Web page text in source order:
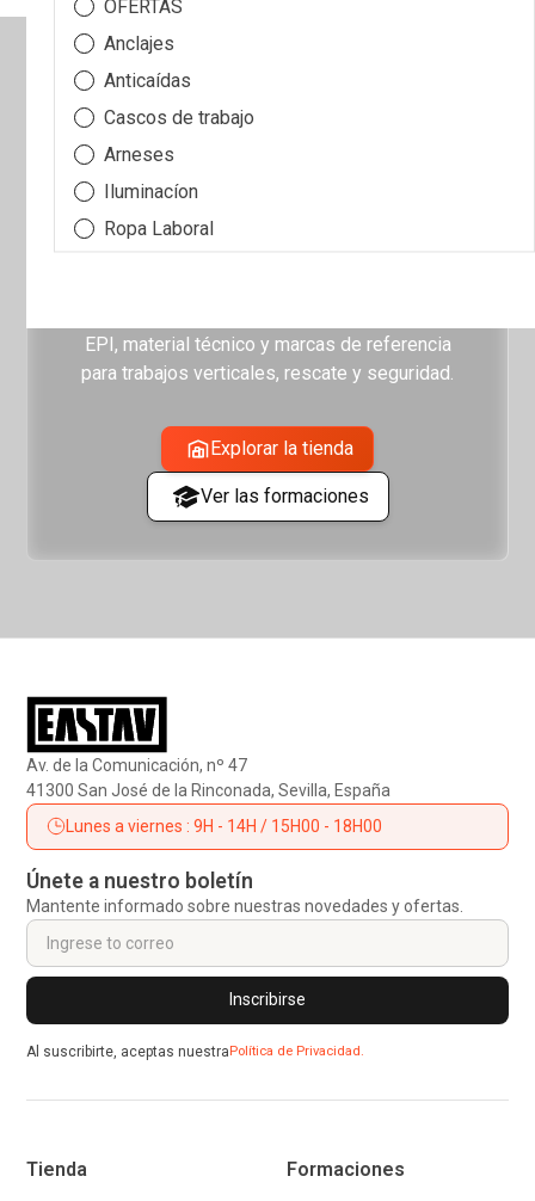
OFERTAS
Anclajes
Anticaídas
Cascos de trabajo
Arneses
Iluminacíon
Ropa Laboral
Top ventas
Mosquetones
Arboricultura, poda, trepa
Equipamiento de Rescate
Cuerdas y cordinos
Elementos de Amarre
Descensores
Otros accesorios
Petates y Sacas
TODO LO QUE NECESITAS
PARA TRABAJAR EN ALTURA,
EN UN SOLO LUGAR
EPI, material técnico y marcas de referencia
para trabajos verticales, rescate y seguridad.
Explorar la tienda
Ver las formaciones
Av. de la Comunicación, nº 47
41300 San José de la Rinconada, Sevilla, España
Lunes a viernes : 9H - 14H / 15H00 - 18H00
Únete a nuestro boletín
Mantente informado sobre nuestras novedades y ofertas.
Al suscribirte, aceptas nuestraPolítica de Privacidad.
Tienda Formaciones